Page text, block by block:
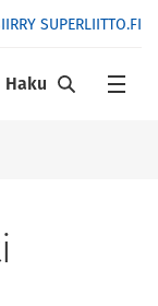
SUPERLIITTO.FI
Haku